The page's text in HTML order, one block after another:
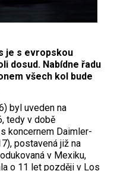
je s evropskou
dosud. Nabídne řadu
všech kol bude
byl uveden na
tedy v době
koncernem Daimler-
postavená již na
v Mexiku,
o 11 let později v Los